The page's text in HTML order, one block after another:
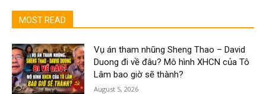
MOST READ
Vụ án tham nhũng Sheng Thao – David
Duong đi về đâu? Mô hình XHCN của Tô
Lâm bao giờ sẽ thành?
August 5, 2026